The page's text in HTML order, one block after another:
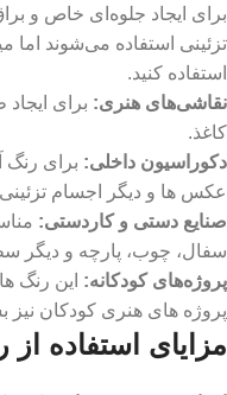
برای ایجاد جلوه‌ای خاص و
تزئینی استفاده می‌شوند اما
استفاده کنید.
نقاشی‌های هنری: برای
کاغذ.
دکوراسیون داخلی: برای رنگ
عکس‌ ها و دیگر اجسام
صنایع دستی و کاردستی:
سفال، چوب، پارچه و دیگر
پروژه‌های کودکانه: این رنگ
پروژه ‌های هنری کودکان نیز
مزایای استفاده